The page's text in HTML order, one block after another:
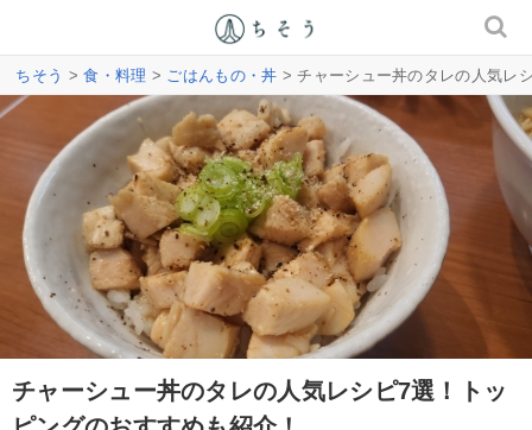
ちそう >食・料理 > ごはんもの・丼 > チャーシュー丼のタレの人気レ
チャーシュー丼のタレの人気レシピ7選！トッ